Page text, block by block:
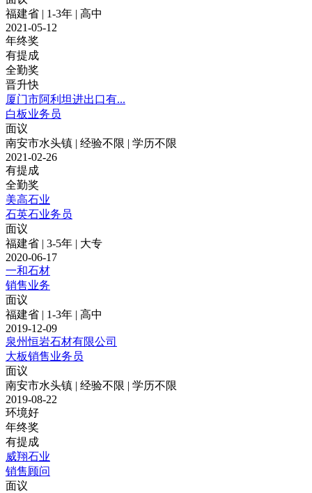
福建省 | 1-3年 | 高中
2021-05-12
年终奖
有提成
全勤奖
晋升快
厦门市阿利坦进出口有...
白板业务员
面议
南安市水头镇 | 经验不限 | 学历不限
2021-02-26
有提成
全勤奖
美高石业
石英石业务员
面议
福建省 | 3-5年 | 大专
2020-06-17
一和石材
销售业务
面议
福建省 | 1-3年 | 高中
2019-12-09
泉州恒岩石材有限公司
大板销售业务员
面议
南安市水头镇 | 经验不限 | 学历不限
2019-08-22
环境好
年终奖
有提成
威翔石业
销售顾问
面议